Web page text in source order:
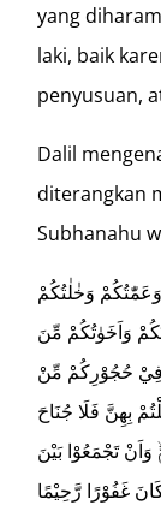
yang
laki, baik
penyusuan,
Dalil
diterangkan
Subhanahu
وَخٰلٰتُكُمْ
وَاَخَوٰتُكُمْ مِّنَ
فِيْ حُجُوْرِكُمْ مِّنْ
بِهِنَّ فَلَا جُنَاحَ
وَاَنْ تَجْمَعُوْا بَيْنَ
غَفُوْرًا رَّحِيْمًا